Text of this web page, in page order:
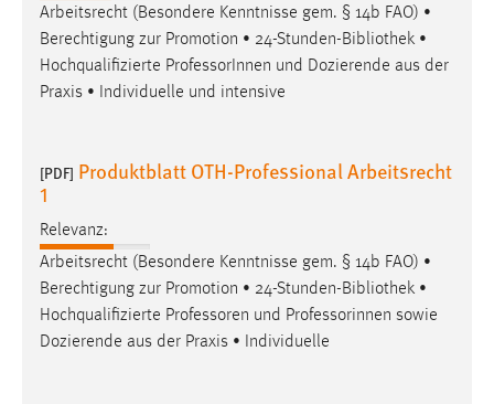
Arbeitsrecht (Besondere Kenntnisse gem. § 14b FAO) •
Berechtigung zur Promotion • 24-Stunden-Bibliothek •
Hochqualifizierte ProfessorInnen und Dozierende aus der
Praxis • Individuelle und intensive
[PDF] Produktblatt OTH-Professional Arbeitsrecht
1
Relevanz:
Arbeitsrecht (Besondere Kenntnisse gem. § 14b FAO) •
Berechtigung zur Promotion • 24-Stunden-Bibliothek •
Hochqualifizierte Professoren und Professorinnen sowie
Dozierende aus der Praxis • Individuelle
Name:
site-language-preference
Zweck:
30 Tage
Chat
Name:
MibewSessionID, MIBEW_UserID, mibew_locale, mibew-
chat-frame-style-5e9dbeb1811c0446